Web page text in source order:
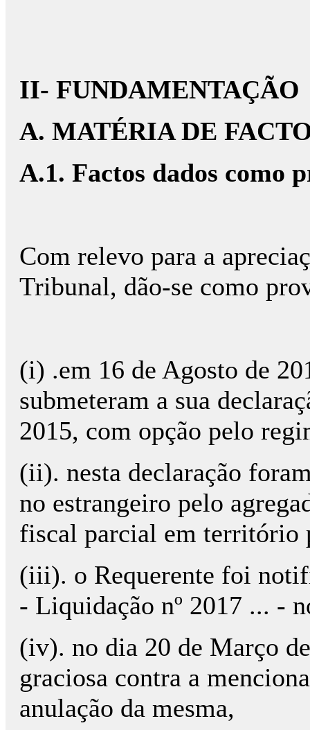
II-
A. MATÉRIA DE
A.1. Factos dados como
Com relevo para a
Tribunal, dão-se como
(i) .em 16 de Agosto de
submeteram a sua
2015, com opção pelo
(ii). nesta declaração
no estrangeiro pelo
fiscal parcial em território
(iii). o Requerente foi
- Liquidação nº 2017 ... -
(iv). no dia 20 de Março
graciosa contra a
anulação da mesma,